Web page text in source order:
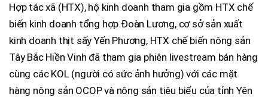
Hợp tác xã (HTX), hộ kinh doanh tham gia gồm HTX chế
biến kinh doanh tổng hợp Đoàn Lương, cơ sở sản xuất
kinh doanh thịt sấy Yến Phương, HTX chế biến nông sản
Tây Bắc Hiền Vinh đã tham gia phiên livestream bán hàng
cùng các KOL (người có sức ảnh hưởng) với các mặt
hàng nông sản OCOP và nông sản tiêu biểu của tỉnh Yên